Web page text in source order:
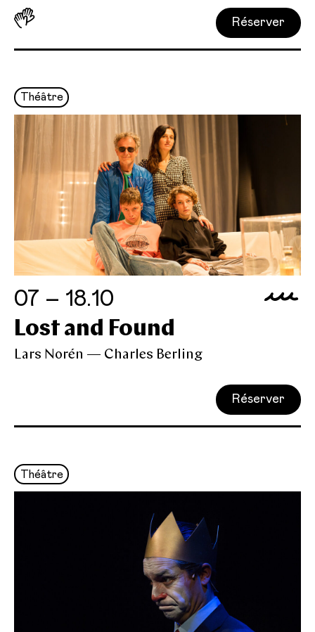
Réserver
Théâtre
07 – 18.10
Lost and Found
Lars Norén — Charles Berling
Réserver
Théâtre